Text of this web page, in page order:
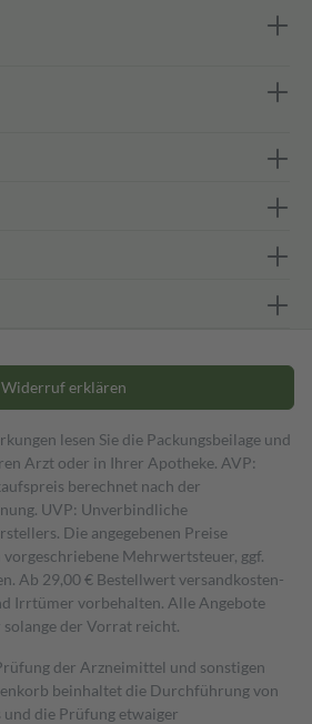
Widerruf erklären
lesen Sie die Packungsbeilage und
Arzt oder in Ihrer Apotheke. AVP:
berechnet nach der
UVP: Unverbindliche
Die angegebenen Preise
Mehrwertsteuer, ggf.
Ab 29,00 € Bestell­wert versand­kosten­
Irrtümer vorbehalten. Alle Angebote
der Vorrat reicht.
der Arzneimittel und sonstigen
beinhaltet die Durchführung von
die Prüfung etwaiger